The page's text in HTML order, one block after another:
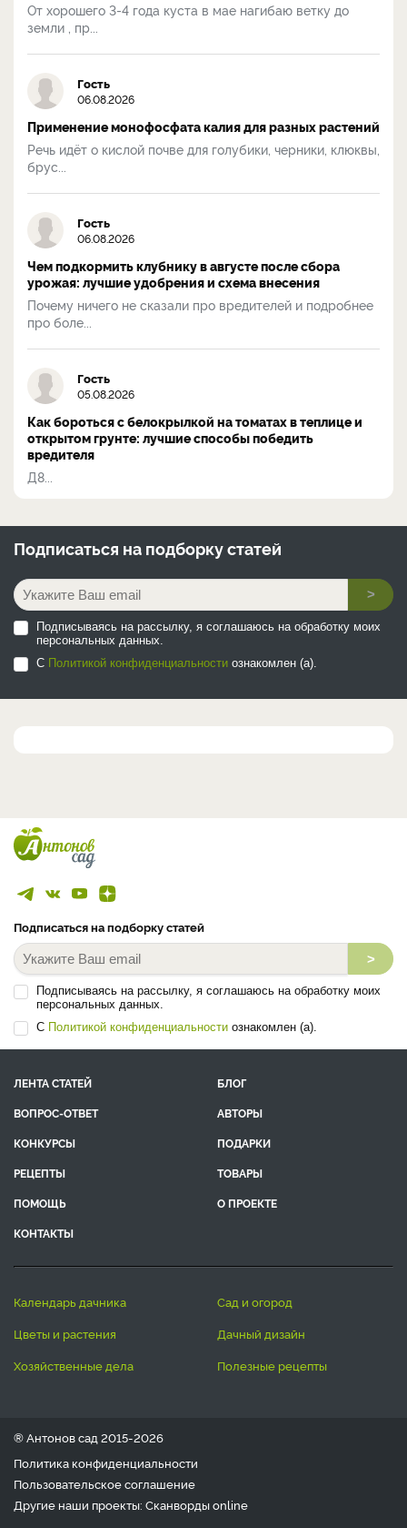
От хорошего 3-4 года куста в мае нагибаю ветку до
земли , пр...
Гость
06.08.2026
Применение монофосфата калия для разных растений
Речь идёт о кислой почве для голубики, черники, клюквы,
брус...
Гость
06.08.2026
Чем подкормить клубнику в августе после сбора
урожая: лучшие удобрения и схема внесения
Почему ничего не сказали про вредителей и подробнее
про боле...
Гость
05.08.2026
Как бороться с белокрылкой на томатах в теплице и
открытом грунте: лучшие способы победить
вредителя
Д8...
Подписаться на подборку статей
>
Подписываясь на рассылку, я соглашаюсь на обработку моих
персональных данных.
С Политикой конфиденциальности ознакомлен (а).
Подписаться на подборку статей
>
Подписываясь на рассылку, я соглашаюсь на обработку моих
персональных данных.
С Политикой конфиденциальности ознакомлен (а).
ЛЕНТА СТАТЕЙ
БЛОГ
ВОПРОС-ОТВЕТ
АВТОРЫ
КОНКУРСЫ
ПОДАРКИ
РЕЦЕПТЫ
ТОВАРЫ
ПОМОЩЬ
О ПРОЕКТЕ
КОНТАКТЫ
календарь дачника
сад и огород
цветы и растения
дачный дизайн
хозяйственные дела
полезные рецепты
® Антонов сад 2015-2026
Политика конфиденциальности
Пользовательское соглашение
Другие наши проекты: Сканвордыonline